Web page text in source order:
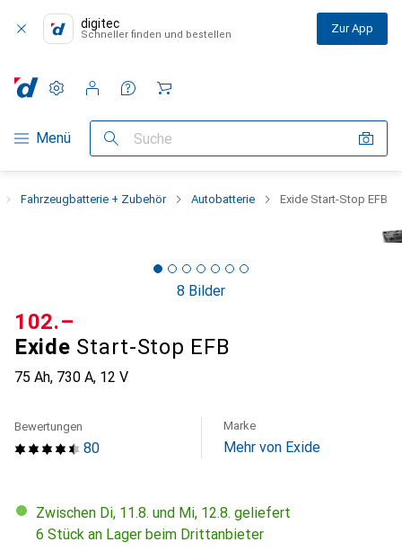
digitec
Schneller finden und bestellen Zur App
Navigation nach Kategorien
Menü Suche
Einstellungen
Kundenkonto
Vergleichslisten
Merklisten
Warenkorb
Fahrzeugbatterie + Zubehör Autobatterie Exide Start-Stop EFB
8 Bilder
Exide Start-Stop EFB
75 Ah, 730 A, 12 V
CHF
102.–
80
Bewertungen Marke
Mehr von Exide
Zwischen Di, 11.8. und Mi, 12.8. geliefert
6 Stück an Lager beim Drittanbieter